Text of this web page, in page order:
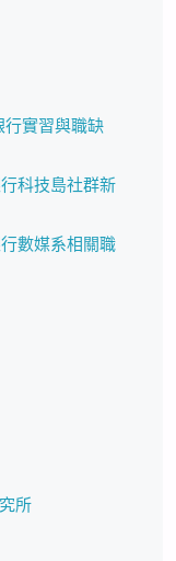
實習與職缺
科技島社群新
數媒系相關職
所